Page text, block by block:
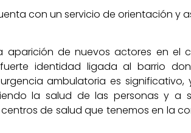
con un servicio de orientación
aparición de nuevos actores en el
identidad ligada al barrio
ambulatoria es
la salud de las personas y a
de salud que tenemos en la